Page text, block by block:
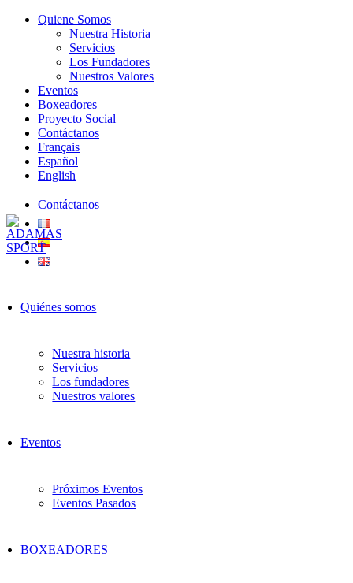
Quiene Somos
Nuestra Historia
Servicios
Los Fundadores
Nuestros Valores
Eventos
Boxeadores
Proyecto Social
Contáctanos
Français
Español
English
Contáctanos
Quiénes somos
Nuestra historia
Servicios
Los fundadores
Nuestros valores
Eventos
Próximos Eventos
Eventos Pasados
BOXEADORES